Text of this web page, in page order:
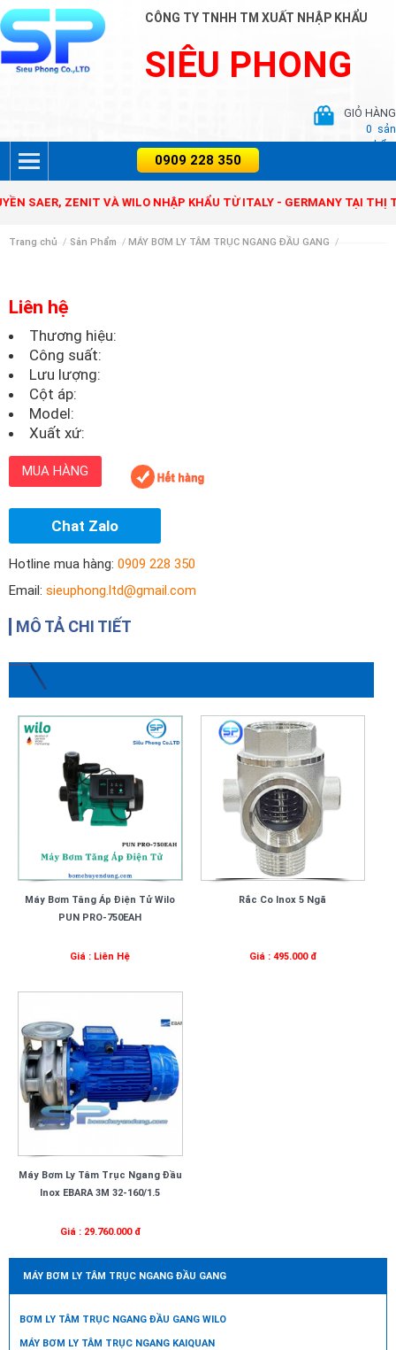
CÔNG TY TNHH TM XUẤT NHẬP KHẨU
SIÊU PHONG
GIỎ HÀNG
0 sản
phẩm
SAER, ZENIT VÀ WILO NHẬP KHẨU TỪ ITALY - GERMANY TẠI THỊ
Trang chủ / Sản Phẩm / MÁY BƠM LY TÂM TRỤC NGANG ĐẦU GANG /
Liên hệ
Thương hiệu:
Công suất:
Lưu lượng:
Cột áp:
Model:
Xuất xứ:
MUA HÀNG
Chat Zalo
Hotline mua hàng: 0909 228 350
Email: sieuphong.ltd@gmail.com
MÔ TẢ CHI TIẾT
Máy Bơm Tăng Áp Điện Tử Wilo
PUN PRO-750EAH
Giá : Liên Hệ
Rắc Co Inox 5 Ngã
Giá : 495.000 đ
Máy Bơm Ly Tâm Trục Ngang Đầu
Inox EBARA 3M 32-160/1.5
Giá : 29.760.000 đ
MÁY BƠM LY TÂM TRỤC NGANG ĐẦU GANG
BƠM LY TÂM TRỤC NGANG ĐẦU GANG WILO
MÁY BƠM LY TÂM TRỤC NGANG KAIQUAN